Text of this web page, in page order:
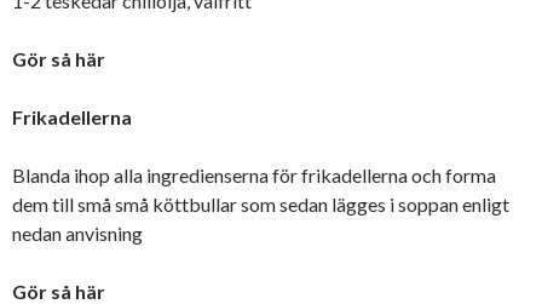
Gör så här
Frikadellerna
Blanda ihop alla ingredienserna för frikadellerna och forma
dem till små små köttbullar som sedan lägges i soppan enligt
nedan anvisning
Gör så här